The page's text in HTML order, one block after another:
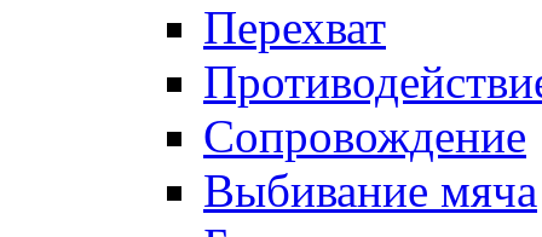
Перехват
Сопровождение
Выбивание мяча